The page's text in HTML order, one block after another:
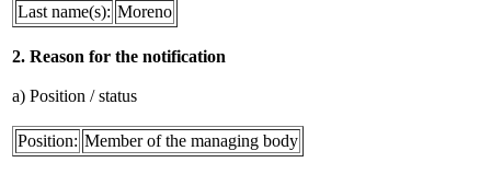
Last name(s): Moreno
2. Reason for the notification
a) Position / status
Position: Member of the managing body